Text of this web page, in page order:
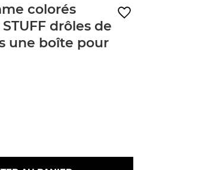
colorés
drôles de
une boîte pour